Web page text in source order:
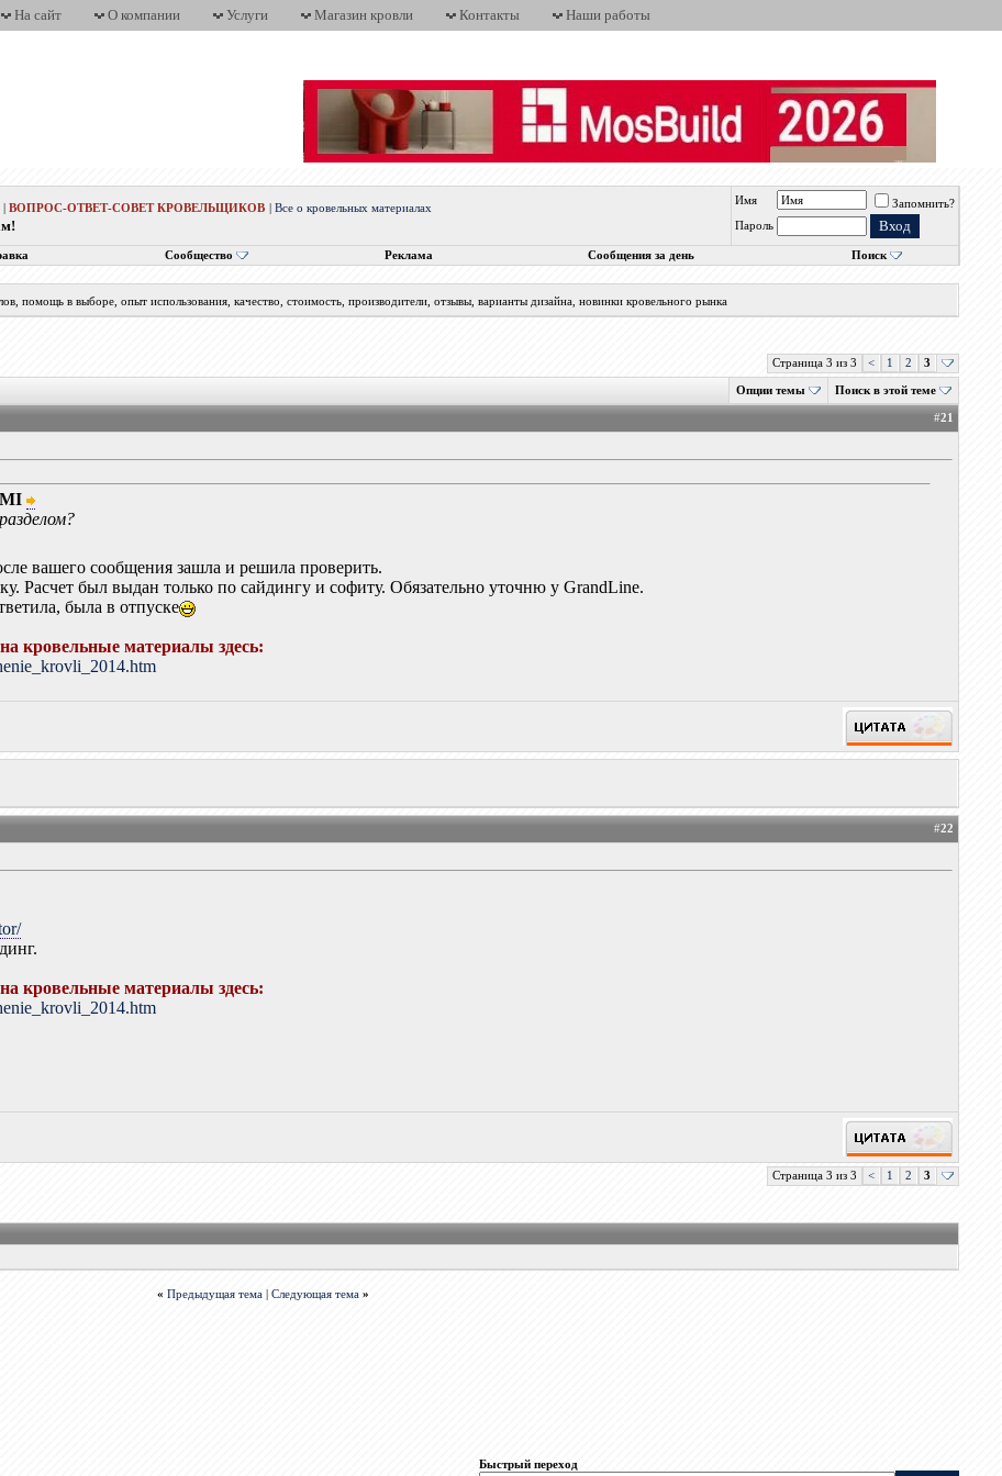
На сайт О компании Услуги Магазин кровли Контакты Наши работы
|ВОПРОС-ОТВЕТ-СОВЕТ КРОВЕЛЬЩИКОВ |Все о кровельных материалах
Имя
Запомнить?
Пароль
Сообщество Реклама Сообщения за день Поиск
помощь в выборе, опыт использования, качество, стоимость, производители, отзывы, варианты дизайна, новинки кровельного рынка
Страница 3 из 3 < 1 2 3
Опции темы Поиск в этой теме
#21
вашего сообщения зашла и решила проверить.
Расчет был выдан только по сайдингу и софиту. Обязательно уточню у GrandLine.
была в отпуске
кровельные материалы здесь:
#22
кровельные материалы здесь:
Страница 3 из 3 < 1 2 3
« Предыдущая тема |Следующая тема »
Быстрый переход